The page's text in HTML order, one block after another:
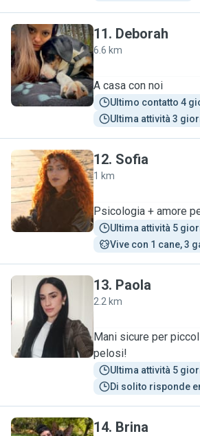
D
11. Deborah
6.6 km
A casa con noi
Ultimo contatto 4
Ultima attività 3
S
12. Sofia
1 km
Psicologia + amore
Ultima attività 5
Vive con 1 cane, 3
P
13. Paola
2.2 km
Mani sicure per
pelosi!
Ultima attività 5
Di solito risponde
14. Brina